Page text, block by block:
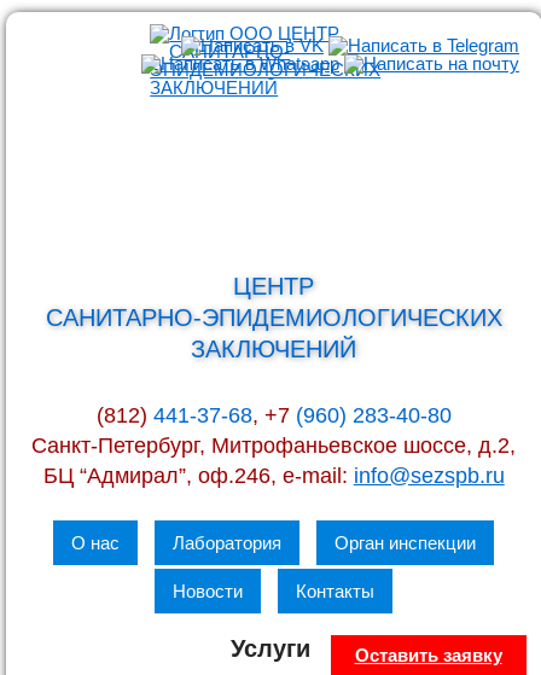
ЦЕНТР
САНИТАРНО-ЭПИДЕМИОЛОГИЧЕСКИХ
ЗАКЛЮЧЕНИЙ
(812) 441-37-68, +7 (960) 283-40-80
Санкт-Петербург, Митрофаньевское шоссе, д.2,
БЦ “Адмирал”, оф.246, e-mail: info@sezspb.ru
О нас Лаборатория Орган инспекции
Новости Контакты
Услуги Оставить заявку